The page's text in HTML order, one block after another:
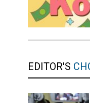
EDITOR'S